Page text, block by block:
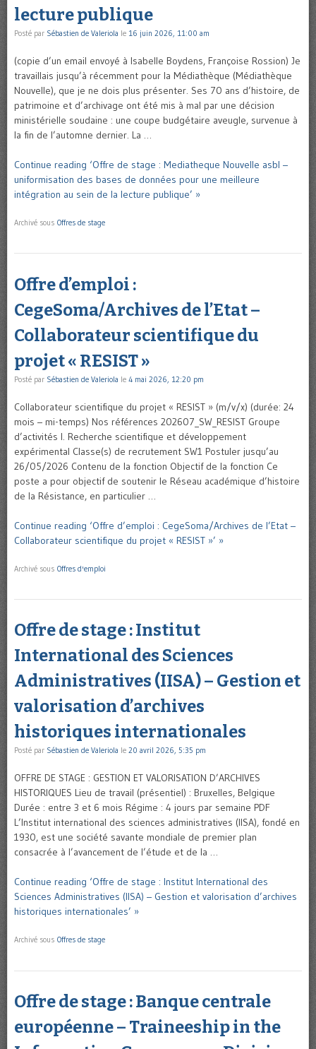
lecture publique
Posté par Sébastien de Valeriola le 16 juin 2026, 11:00 am
(copie d’un email envoyé à Isabelle Boydens, Françoise Rossion) Je
travaillais jusqu’à récemment pour la Médiathèque (Médiathèque
Nouvelle), que je ne dois plus présenter. Ses 70 ans d’histoire, de
patrimoine et d’archivage ont été mis à mal par une décision
ministérielle soudaine : une coupe budgétaire aveugle, survenue à
la fin de l’automne dernier. La …
Continue reading ‘Offre de stage : Mediatheque Nouvelle asbl –
uniformisation des bases de données pour une meilleure
intégration au sein de la lecture publique’ »
Archivé sous Offres de stage
Offre d’emploi :
CegeSoma/Archives de l’Etat –
Collaborateur scientifique du
projet « RESIST »
Posté par Sébastien de Valeriola le 4 mai 2026, 12:20 pm
Collaborateur scientifique du projet « RESIST » (m/v/x) (durée: 24
mois – mi-temps) Nos références 202607_SW_RESIST Groupe
d’activités I. Recherche scientifique et développement
expérimental Classe(s) de recrutement SW1 Postuler jusqu’au
26/05/2026 Contenu de la fonction Objectif de la fonction Ce
poste a pour objectif de soutenir le Réseau académique d’histoire
de la Résistance, en particulier …
Continue reading ‘Offre d’emploi : CegeSoma/Archives de l’Etat –
Collaborateur scientifique du projet « RESIST »’ »
Archivé sous Offres d'emploi
Offre de stage : Institut
International des Sciences
Administratives (IISA) – Gestion et
valorisation d’archives
historiques internationales
Posté par Sébastien de Valeriola le 20 avril 2026, 5:35 pm
OFFRE DE STAGE : GESTION ET VALORISATION D’ARCHIVES
HISTORIQUES Lieu de travail (présentiel) : Bruxelles, Belgique
Durée : entre 3 et 6 mois Régime : 4 jours par semaine PDF
L’Institut international des sciences administratives (IISA), fondé en
1930, est une société savante mondiale de premier plan
consacrée à l’avancement de l’étude et de la …
Continue reading ‘Offre de stage : Institut International des
Sciences Administratives (IISA) – Gestion et valorisation d’archives
historiques internationales’ »
Archivé sous Offres de stage
Offre de stage : Banque centrale
européenne – Traineeship in the